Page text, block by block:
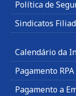
Política de
Sindicatos
Calendário da
Pagamento RPA
Pagamento a